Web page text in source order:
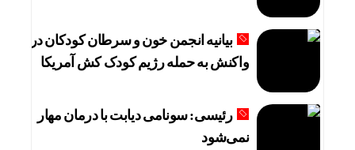
بیانیه انجمن خون و سرطان کودکان در
واکنش به حمله رژیم کودک کش آمریکا
رئیسی: سونامی دیابت با درمان مهار
نمی‌شود